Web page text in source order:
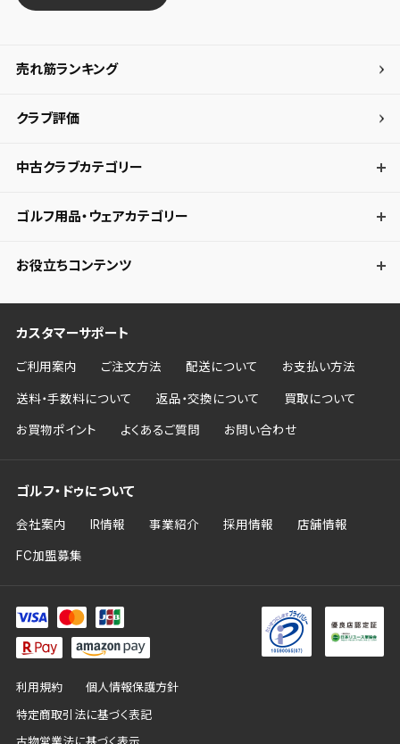
売れ筋ランキング
クラブ評価
中古クラブカテゴリー
ゴルフ用品・ウェアカテゴリー
お役立ちコンテンツ
カスタマーサポート
ご利用案内 ご注文方法 配送について お支払い方法
送料・手数料について 返品・交換について 買取について
お買物ポイント よくあるご質問 お問い合わせ
ゴルフ・ドゥについて
会社案内 IR情報 事業紹介 採用情報 店舗情報
FC加盟募集
利用規約 個人情報保護方針
特定商取引法に基づく表記